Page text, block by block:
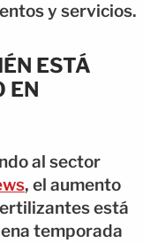
y servicios.
ESTÁ
EN
al sector
, el aumento
está
temporada